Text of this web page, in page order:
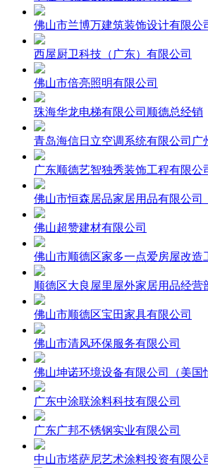
佛山市兰博万建筑装饰设计有限公
西屋厨卫科技（广东）有限公司
佛山市倍亮照明有限公司
珠海华龙电梯有限公司顺德总经销
青岛海信日立空调系统有限公司广
广东顺德艺智独秀装饰工程有限公
佛山市恒森居品家居用品有限公司
佛山超赞建材有限公司
佛山市顺德区家多一点爱房屋改造
顺德区大良屋里屋外家居用品经营
佛山市顺德区宝田家具有限公司
佛山市清风环保服务有限公司
佛山坤诺环境设备有限公司（美国
广东中涂联涂料科技有限公司
广东广邦不锈钢实业有限公司
中山市塔萨尼艺术涂料投资有限公